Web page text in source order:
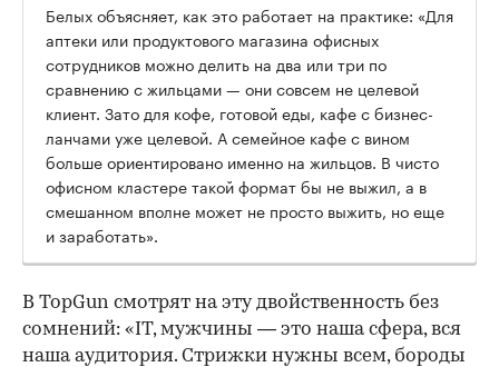
Белых объясняет, как это работает на практике: «Для
аптеки или продуктового магазина офисных
сотрудников можно делить на два или три по
сравнению с жильцами — они совсем не целевой
клиент. Зато для кофе, готовой еды, кафе с бизнес-
ланчами уже целевой. А семейное кафе с вином
больше ориентировано именно на жильцов. В чисто
офисном кластере такой формат бы не выжил, а в
смешанном вполне может не просто выжить, но еще
и заработать».
В TopGun смотрят на эту двойственность без
сомнений: «IT, мужчины — это наша сфера, вся
наша аудитория. Стрижки нужны всем, бороды